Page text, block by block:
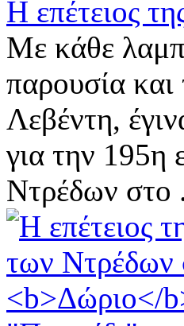
Η επέτειος
Με κάθε
παρουσία
Λεβέντη,
για την 195η
Ντρέδων στο